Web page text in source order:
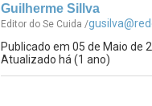
Guilherme Sillva
Editor do Se Cuida /
Publicado em 05 de Maio de
Atualizado há (1 ano)